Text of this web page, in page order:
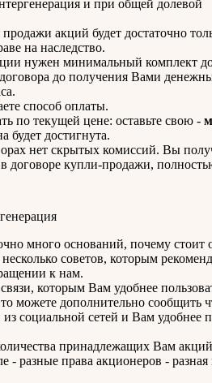
и при общей долевой
акций будет достаточно
на наследство.
нужен минимальный комплект
до получения Вами
способ оплаты.
по текущей цене: оставьте свою -
будет достигнута.
нет скрытых комиссий. Вы
договоре купли-продажи,
много оснований, почему стоит
советов, которым
к нам.
которым Вам удобнее
можете дополнительно сообщить
социальной сетей и Вам удобнее
принадлежащих Вам
- разные права акционеров - разная